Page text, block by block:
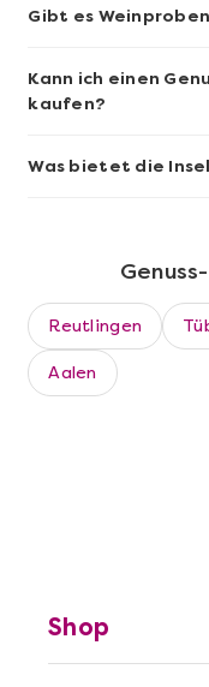
Die beste
Gibt es
Kann ich einen
kaufen?
Was bietet die
Reutlingen
Aalen
Shop